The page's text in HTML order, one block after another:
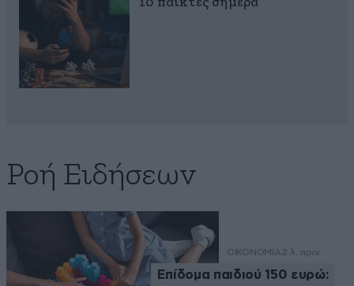
10 παίκτες σήμερα
Ροή Ειδήσεων
ΟΙΚΟΝΟΜΙΑ2 λ. πριν
Επίδομα παιδιού 150 ευρώ: